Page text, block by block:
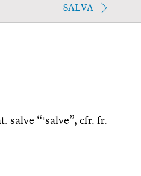
SALVA-
salve “1salve”, cfr. fr.